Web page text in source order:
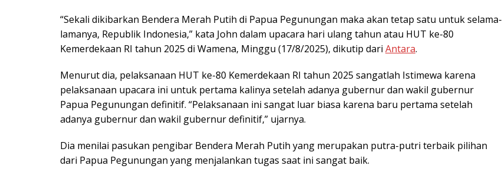
“Sekali dikibarkan Bendera Merah Putih di Papua Pegunungan maka akan tetap satu untuk selama-
lamanya, Republik Indonesia,” kata John dalam upacara hari ulang tahun atau HUT ke-80
Kemerdekaan RI tahun 2025 di Wamena, Minggu (17/8/2025), dikutip dari Antara.
Menurut dia, pelaksanaan HUT ke-80 Kemerdekaan RI tahun 2025 sangatlah Istimewa karena
pelaksanaan upacara ini untuk pertama kalinya setelah adanya gubernur dan wakil gubernur
Papua Pegunungan definitif. “Pelaksanaan ini sangat luar biasa karena baru pertama setelah
adanya gubernur dan wakil gubernur definitif,” ujarnya.
Dia menilai pasukan pengibar Bendera Merah Putih yang merupakan putra-putri terbaik pilihan
dari Papua Pegunungan yang menjalankan tugas saat ini sangat baik.